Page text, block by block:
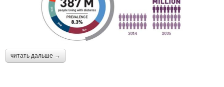
читать дальше →